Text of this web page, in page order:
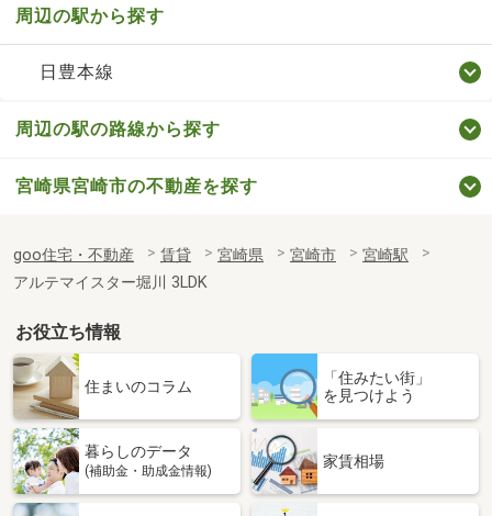
周辺の駅から探す
日豊本線
周辺の駅の路線から探す
宮崎県宮崎市の不動産を探す
goo住宅・不動産 賃貸 宮崎県 宮崎市
宮崎駅
アルテマイスター堀川 3LDK
お役立ち情報
住まいのコラム
「住みたい街」
を見つけよう
暮らしのデータ
(補助金・助成金情報)
家賃相場